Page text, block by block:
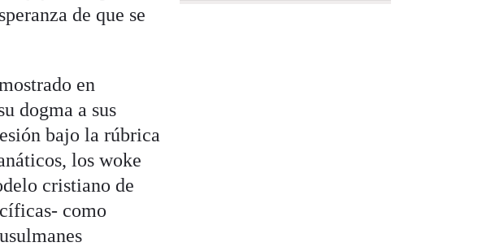
de que se
en
dogma a sus
bajo la rúbrica
los woke
cristiano de
como